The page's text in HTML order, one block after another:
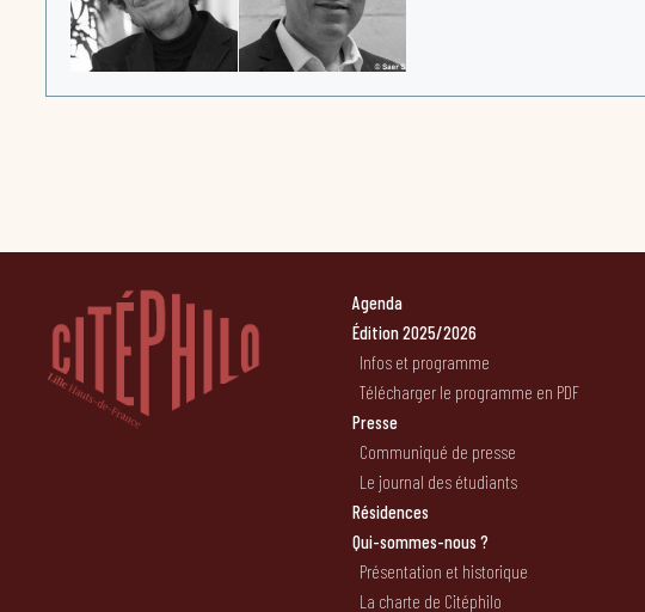
Agenda
Édition 2025/2026
Infos et programme
Télécharger le programme en PDF
Presse
Communiqué de presse
Le journal des étudiants
Résidences
Qui-sommes-nous ?
Présentation et historique
La charte de Citéphilo